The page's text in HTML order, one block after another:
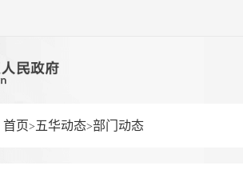
首页> 五华动态>部门动态